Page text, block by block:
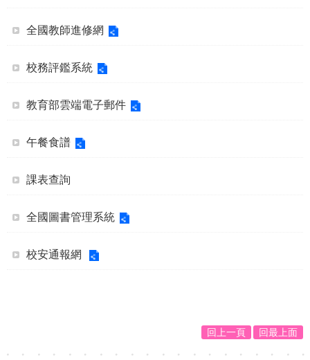
全國教師進修網
校務評鑑系統
教育部雲端電子郵件
午餐食譜
課表查詢
全國圖書管理系統
校安通報網
回上一頁 回最上面